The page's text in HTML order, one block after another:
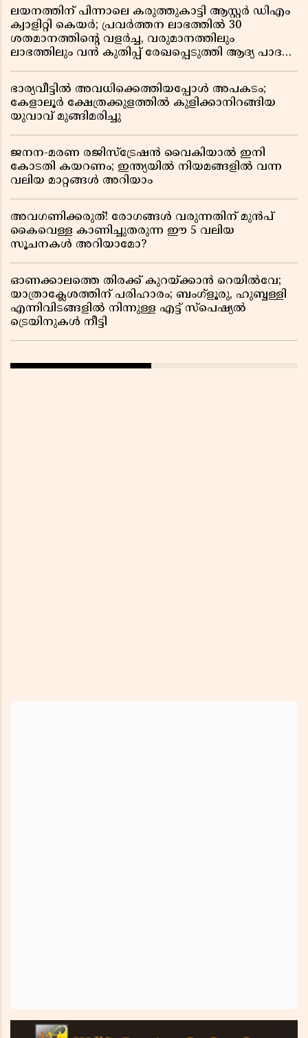
ലയനത്തിന് പിന്നാലെ കരുത്തുകാട്ടി ആസ്റ്റർ ഡിഎം
ക്വാളിറ്റി കെയർ; പ്രവർത്തന ലാഭത്തിൽ 30
ശതമാനത്തിൻ്റെ വളർച്ച, വരുമാനത്തിലും
ലാഭത്തിലും വൻ കുതിപ്പ് രേഖപ്പെടുത്തി ആദ്യ പാദ
ഭാര്യവീട്ടിൽ അവധിക്കെത്തിയപ്പോൾ അപകടം;
കേളാലൂർ ക്ഷേത്രക്കുളത്തിൽ കുളിക്കാനിറങ്ങിയ
യുവാവ് മുങ്ങിമരിച്ചു
ജനന-മരണ രജിസ്ട്രേഷൻ വൈകിയാൽ ഇനി
കോടതി കയറണം; ഇന്ത്യയിൽ നിയമങ്ങളിൽ വന്ന
വലിയ മാറ്റങ്ങൾ അറിയാം
അവഗണിക്കരുത്! രോഗങ്ങൾ വരുന്നതിന് മുൻപ്
കൈവെള്ള കാണിച്ചുതരുന്ന ഈ 5 വലിയ
സൂചനകൾ അറിയാമോ?
ഓണക്കാലത്തെ തിരക്ക് കുറയ്ക്കാൻ റെയിൽവേ;
യാത്രാക്ലേശത്തിന് പരിഹാരം; ബംഗ്ളൂരു, ഹുബ്ബള്ളി
എന്നിവിടങ്ങളിൽ നിന്നുള്ള എട്ട് സ്പെഷ്യൽ
ട്രെയിനുകൾ നീട്ടി